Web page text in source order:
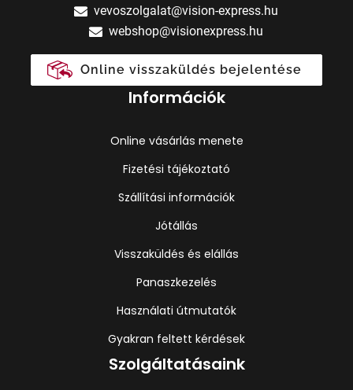
vevoszolgalat@vision-express.hu
webshop@visionexpress.hu
Online visszaküldés bejelentése
Információk
Online vásárlás menete
Fizetési tájékoztató
Szállítási információk
Jótállás
Visszaküldés és elállás
Panaszkezelés
Használati útmutatók
Gyakran feltett kérdések
Szolgáltatásaink